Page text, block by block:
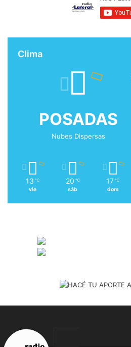
Clima
POSADAS
Nubes Dispersas
13 ℃
vie
20 ℃
sáb
17 ℃
dom